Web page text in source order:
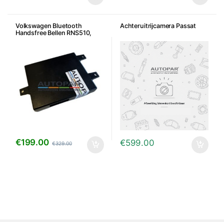
Volkswagen Bluetooth
Handsfree Bellen RNS510,
€199.00 €329.00
Achteruitrijcamera Passat
€599.00